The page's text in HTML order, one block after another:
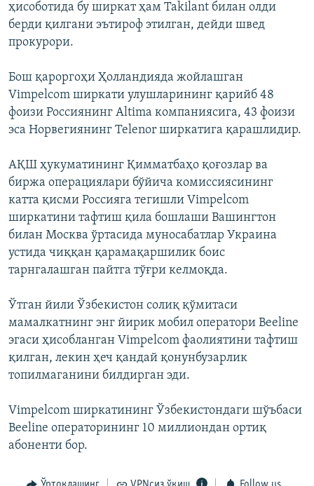
ҳисоботида бу ширкат ҳам Takilant билан олди
берди қилгани эътироф этилган, дейди швед
прокурори.
Бош қароргоҳи Ҳолландияда жойлашган
Vimpelcom ширкати улушларининг қарийб 48
фоизи Россиянинг Altima компаниясига, 43 фоизи
эса Норвегиянинг Telenor ширкатига қарашлидир.
АҚШ ҳукуматининг Қимматбаҳо қоғозлар ва
биржа операциялари бўйича комиссиясининг
катта қисми Россияга тегишли Vimpelcom
ширкатини тафтиш қила бошлаши Вашингтон
билан Москва ўртасида муносабатлар Украина
устида чиққан қарамақаршилик боис
тарнгалашган пайтга тўғри келмоқда.
Ўтган йили Ўзбекистон солиқ қўмитаси
мамалкатнинг энг йирик мобил оператори Beeline
эгаси ҳисобланган Vimpelcom фаолиятини тафтиш
қилган, лекин ҳеч қандай қонунбузарлик
топилмаганини билдирган эди.
Vimpelcom ширкатининг Ўзбекистондаги шўъбаси
Beeline операторининг 10 миллиондан ортиқ
абоненти бор.